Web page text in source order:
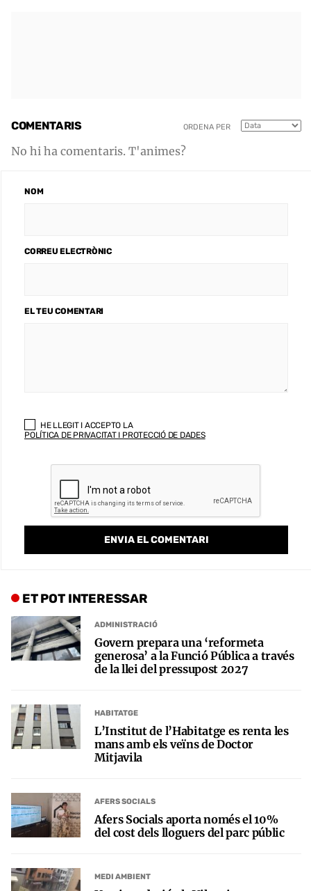
COMENTARIS ORDENA PER
No hi ha comentaris. T'animes?
NOM
CORREU ELECTRÒNIC
EL TEU COMENTARI
HE LLEGIT I ACCEPTO LA
POLÍTICA DE PRIVACITAT I PROTECCIÓ DE DADES
ET POT INTERESSAR
ADMINISTRACIÓ
Govern prepara una ‘reformeta
generosa’ a la Funció Pública a través
de la llei del pressupost 2027
HABITATGE
L’Institut de l’Habitatge es renta les
mans amb els veïns de Doctor
Mitjavila
AFERS SOCIALS
Afers Socials aporta només el 10%
del cost dels lloguers del parc públic
MEDI AMBIENT